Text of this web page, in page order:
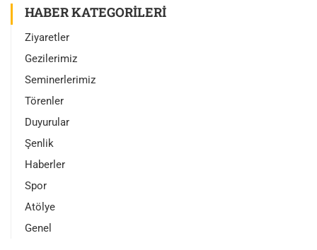
HABER KATEGORILERI
Ziyaretler
Gezilerimiz
Seminerlerimiz
Törenler
Duyurular
Şenlik
Haberler
Spor
Atölye
Genel